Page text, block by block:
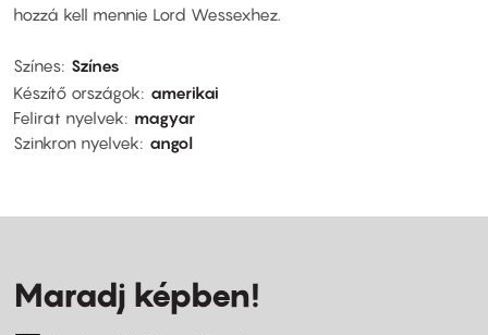
hozzá kell mennie Lord Wessexhez.
Színes Színes
Készítő országok
amerikai
Felirat nyelvek
magyar
Szinkron nyelvek
angol
Maradj képben!